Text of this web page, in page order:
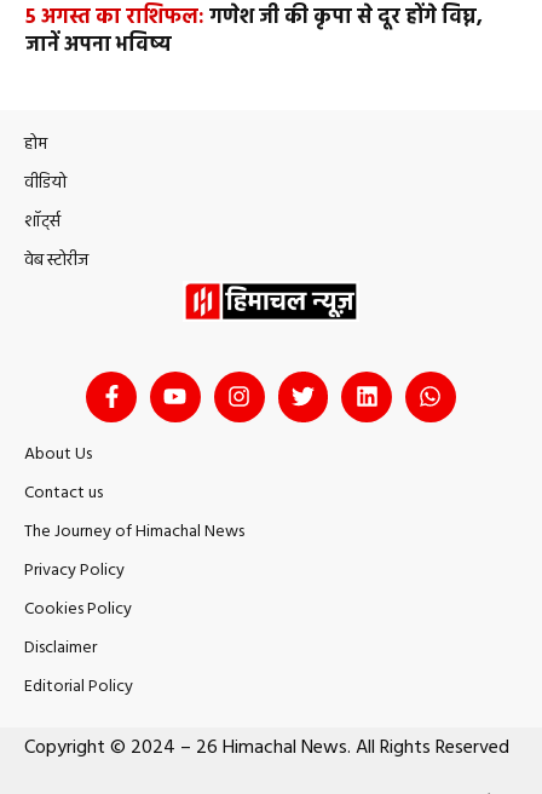
5 अगस्त का राशिफल:गणेश जी की कृपा से दूर होंगे विघ्न,
जानें अपना भविष्य
होम
वीडियो
शॉर्ट्स
वेब स्टोरीज
About Us
Contact us
The Journey of Himachal News
Privacy Policy
Cookies Policy
Disclaimer
Editorial Policy
Copyright © 2024 – 26 Himachal News. All Rights Reserved